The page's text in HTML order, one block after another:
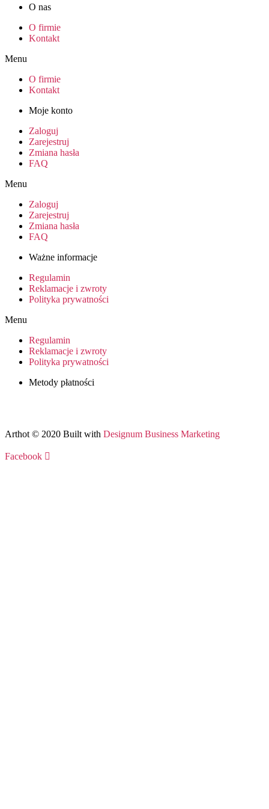
O nas
O firmie
Kontakt
Menu
O firmie
Kontakt
Moje konto
Zaloguj
Zarejestruj
Zmiana hasła
FAQ
Menu
Zaloguj
Zarejestruj
Zmiana hasła
FAQ
Ważne informacje
Regulamin
Reklamacje i zwroty
Polityka prywatności
Menu
Regulamin
Reklamacje i zwroty
Polityka prywatności
Metody płatności
Arthot © 2020 Built with Designum Business Marketing
Facebook